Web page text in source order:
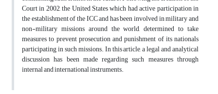
Court in 2002, the United States which had active participation in
the establishment of the ICC and has been involved in military and
non-military missions around the world, determined to take
measures to prevent prosecution and punishment of its nationals
participating in such missions. In this article, a legal and analytical
discussion has been made regarding such measures through
internal and international instruments.